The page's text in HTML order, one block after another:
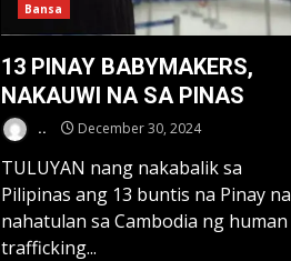
Bansa
13 PINAY BABYMAKERS,
NAKAUWI NA SA PINAS
.. December 30, 2024
TULUYAN nang nakabalik sa
Pilipinas ang 13 buntis na Pinay na
nahatulan sa Cambodia ng human
trafficking...